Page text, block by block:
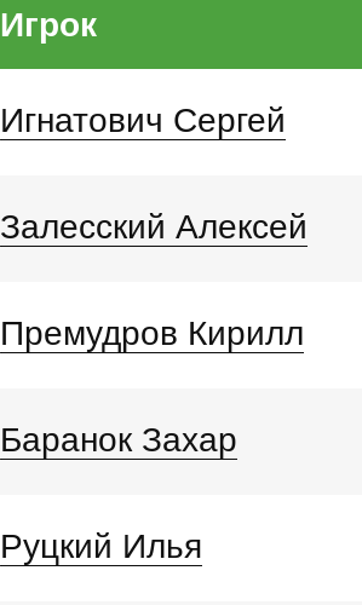
Игрок
Игнатович Сергей
Залесский Алексей
Премудров Кирилл
Баранок Захар
Руцкий Илья